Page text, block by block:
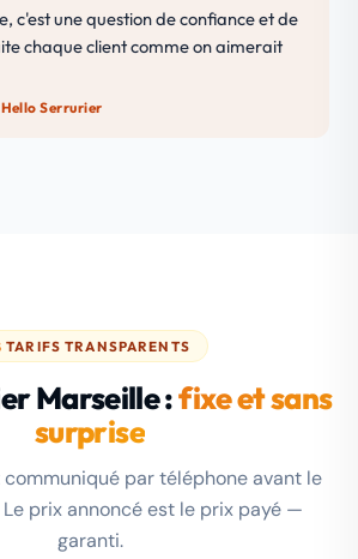
c'est une question de confiance et de
chaque client comme on aimerait
Serrurier
TARIFS TRANSPARENTS
Marseille :fixe et sans
surprise
par téléphone avant le
prix annoncé est le prix payé —
garanti.